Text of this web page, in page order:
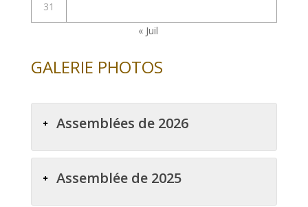
31
« Juil
GALERIE PHOTOS
Assemblées de 2026
Assemblée de 2025